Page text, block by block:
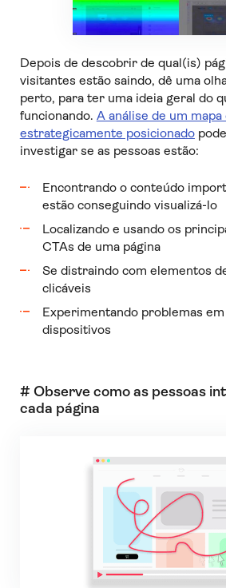
Depois de descobrir de qual(is)
visitantes estão saindo, dê uma
perto, para ter uma ideia geral do
funcionando. A análise de um
estrategicamente posicionado
investigar se as pessoas estão:
Encontrando o conteúdo
estão conseguindo visualizá-lo
Localizando e usando os
CTAs de uma página
Se distraindo com elementos
clicáveis
Experimentando problemas
dispositivos
# Observe como as pessoas
cada página